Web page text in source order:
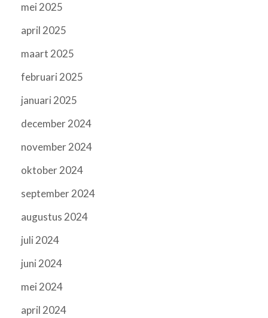
mei 2025
april 2025
maart 2025
februari 2025
januari 2025
december 2024
november 2024
oktober 2024
september 2024
augustus 2024
juli 2024
juni 2024
mei 2024
april 2024